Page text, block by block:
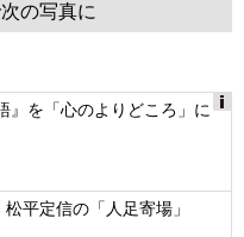
の写真に
logly
』を「心のよりどころ」に
平定信の「人足寄場」